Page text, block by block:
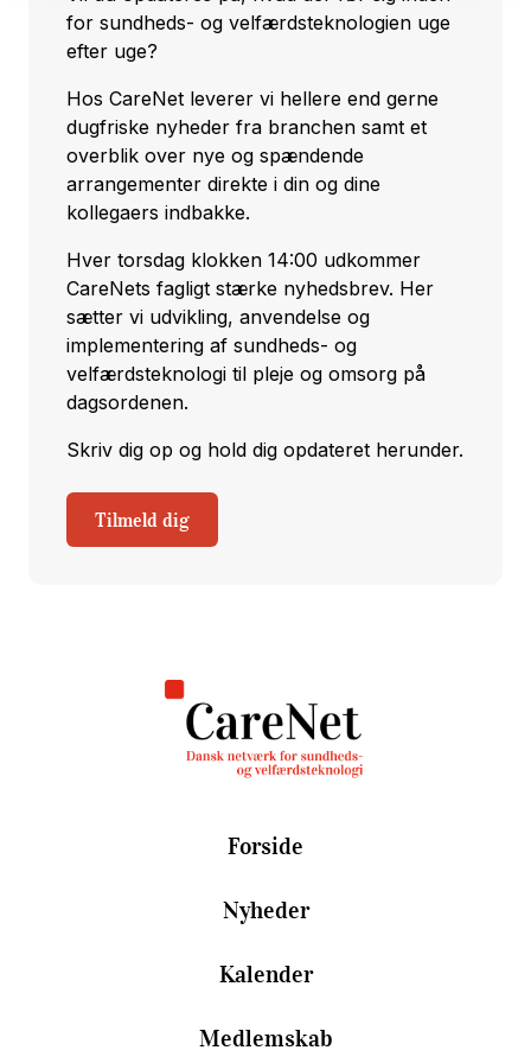
for sundheds- og velfærdsteknologien uge
efter uge?
Hos CareNet leverer vi hellere end gerne
dugfriske nyheder fra branchen samt et
overblik over nye og spændende
arrangementer direkte i din og dine
kollegaers indbakke.
Hver torsdag klokken 14:00 udkommer
CareNets fagligt stærke nyhedsbrev. Her
sætter vi udvikling, anvendelse og
implementering af sundheds- og
velfærdsteknologi til pleje og omsorg på
dagsordenen.
Skriv dig op og hold dig opdateret herunder.
Tilmeld dig
Forside
Nyheder
Kalender
Medlemskab